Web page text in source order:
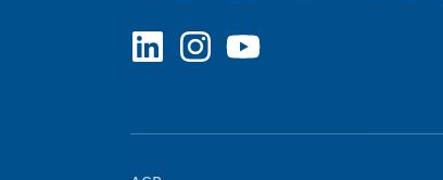
LinkedInInstagram
YouTube